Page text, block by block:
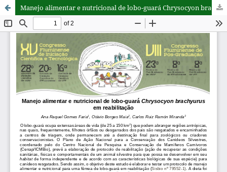
Manejo alimentar e nutricional de lobo-guará Chrysocyon brachyurus em reabilitação